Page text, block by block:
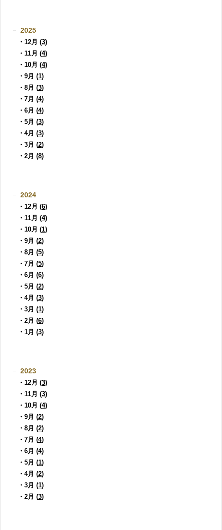
2025
・12月 (3)
・11月 (4)
・10月 (4)
・9月 (1)
・8月 (3)
・7月 (4)
・6月 (4)
・5月 (3)
・4月 (3)
・3月 (2)
・2月 (8)
2024
・12月 (6)
・11月 (4)
・10月 (1)
・9月 (2)
・8月 (5)
・7月 (5)
・6月 (6)
・5月 (2)
・4月 (3)
・3月 (1)
・2月 (6)
・1月 (3)
2023
・12月 (3)
・11月 (3)
・10月 (4)
・9月 (2)
・8月 (2)
・7月 (4)
・6月 (4)
・5月 (1)
・4月 (2)
・3月 (1)
・2月 (3)